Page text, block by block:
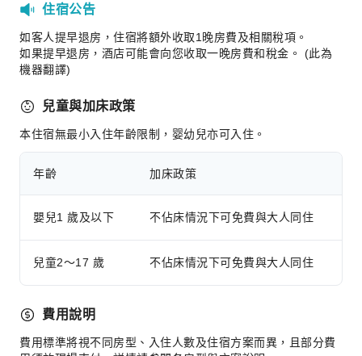
櫃檯服務
櫃檯貴重物品保險箱
快速入住退房
安全與保全
急救包
煙霧警報器
住宿公告
如客人提早退房，住宿將額外收取1晚房費及相關稅項。
如果提早退房，酒店可能會向您收取一晚房費和稅金。 (此為
機器翻譯)
兒童與加床政策
本住宿無最小入住年齡限制，婴幼兒亦可入住。
年齡 加床政策
嬰兒1 歲及以下 不佔床情況下可免費與大人同住
兒童2～17 歲 不佔床情況下可免費與大人同住
費用說明
費用標準將視不同房型、入住人數及住宿方案而異，且部分費